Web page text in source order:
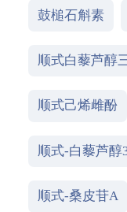
鼓槌石斛素
顺式白藜芦醇
顺式己烯雌酚
顺式-白藜芦醇
顺式-桑皮苷A